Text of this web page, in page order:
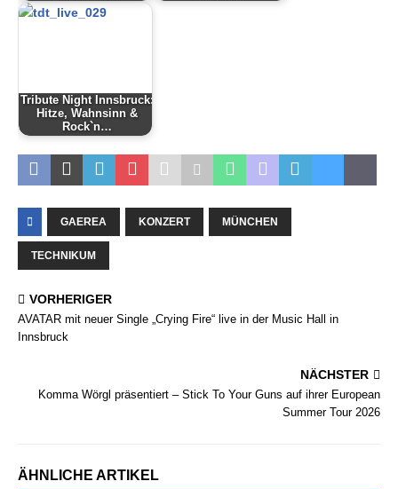
Tribute Night Innsbruck:
Hitze, Wahnsinn &
Rock`n…
GAEREA KONZERT MÜNCHEN
TECHNIKUM
VORHERIGER
AVATAR mit neuer Single „Crying Fire“ live in der Music Hall in
Innsbruck
NÄCHSTER
Komma Wörgl präsentiert – Stick To Your Guns auf ihrer European
Summer Tour 2026
ÄHNLICHE ARTIKEL